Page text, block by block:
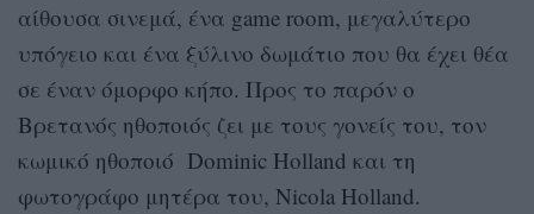
αίθουσα σινεμά, ένα game room, μεγαλύτερο
υπόγειο και ένα ξύλινο δωμάτιο που θα έχει θέα
σε έναν όμορφο κήπο. Προς το παρόν ο
Βρετανός ηθοποιός ζει με τους γονείς του, τον
κωμικό ηθοποιό Dominic Holland και τη
φωτογράφο μητέρα του, Nicola Holland.